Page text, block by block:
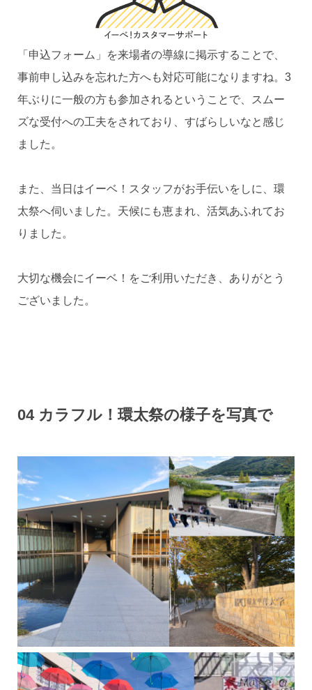
「申込フォーム」を来場者の導線に掲示することで、
事前申し込みを忘れた方へも対応可能になりますね。3
年ぶりに一般の方も参加されるということで、スムー
ズな受付への工夫をされており、すばらしいなと感じ
ました。
また、当日はイーベ！スタッフがお手伝いをしに、環
太祭へ伺いました。天候にも恵まれ、活気あふれてお
りました。
大切な機会にイーベ！をご利用いただき、ありがとう
ございました。
04 カラフル！環太祭の様子を写真で